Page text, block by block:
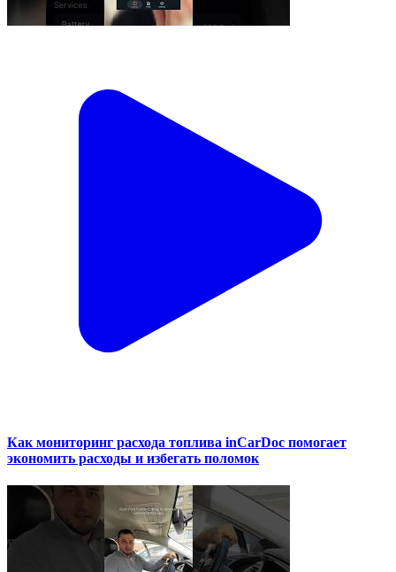
Как мониторинг расхода топлива inCarDoc помогает
экономить расходы и избегать поломок